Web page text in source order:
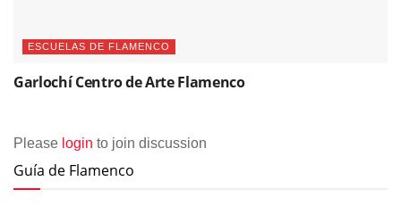
ESCUELAS DE FLAMENCO
Garlochí­ Centro de Arte Flamenco
Please login to join discussion
Guía de Flamenco